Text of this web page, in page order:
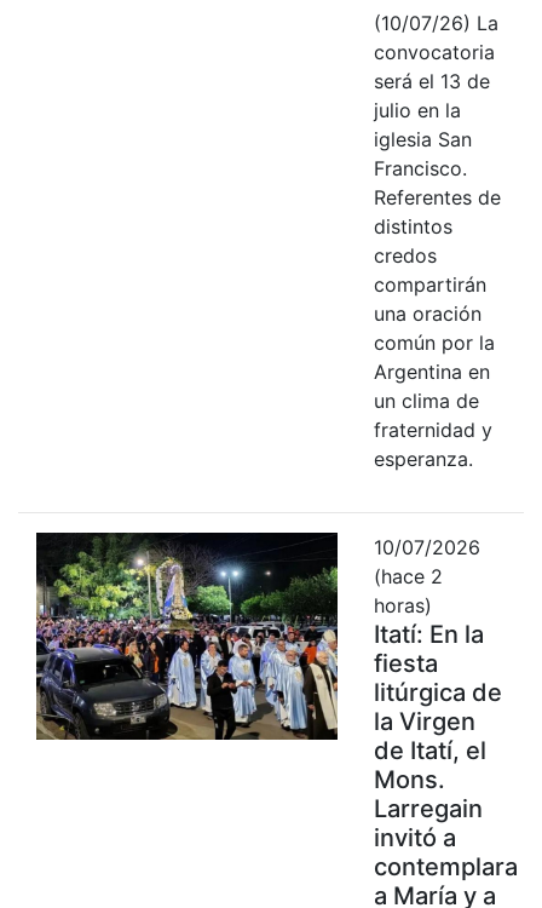
(10/07/26) La
convocatoria
será el 13 de
julio en la
iglesia San
Francisco.
Referentes de
distintos
credos
compartirán
una oración
común por la
Argentina en
un clima de
fraternidad y
esperanza.
10/07/2026
(hace 2
horas)
Itatí: En la
fiesta
litúrgica de
la Virgen
de Itatí, el
Mons.
Larregain
invitó a
contemplara
a María y a